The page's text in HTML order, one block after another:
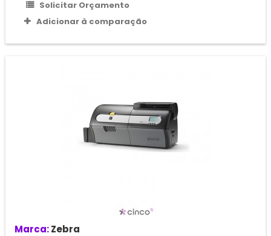
Solicitar Orçamento
Adicionar à comparação
Marca:Zebra